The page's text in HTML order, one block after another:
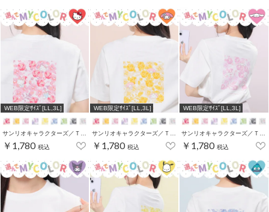
WEB限定ｻｲｽﾞ[LL,3L]
サンリオキャラクターズ／Ｔシャツ（お花かくれんぼ）
￥1,780 税込
WEB限定ｻｲｽﾞ[LL,3L]
サンリオキャラクターズ／Ｔシャツ（お花かくれんぼ）
￥1,780 税込
WEB限定ｻｲｽﾞ[LL,3L]
サンリオキャラクターズ／Ｔシャツ（お花かくれんぼ）
￥1,780 税込